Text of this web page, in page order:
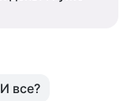
все?